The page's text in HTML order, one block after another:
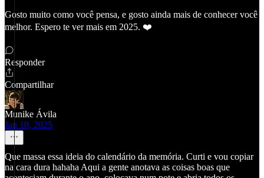
Gosto muito como você pensa, e gosto ainda mais de conhecer você
melhor. Espero te ver mais em 2025. ❤️
Responder
Compartilhar
Munike Ávila
Jan 10, 2025
Que massa essa ideia do calendário da memória. Curti e vou copiar
na cara dura hahaha Aqui a gente anotava as coisas boas que